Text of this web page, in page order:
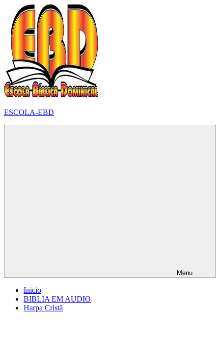
para
conteúdo
ESCOLA-EBD
Menu
Inicio
BIBLIA EM AUDIO
Harpa Cristã